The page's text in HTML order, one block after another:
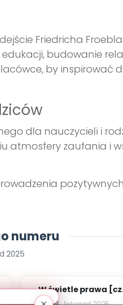
Friedricha
budowanie
by inspirować
dla nauczycieli i
atmosfery zaufania i
numeru
2025
W świetle prawa
72] [kącik eksperta]